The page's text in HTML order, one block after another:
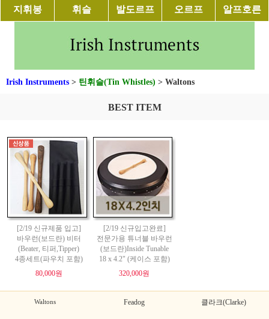
지휘봉 휘슬 발도르프 오르프 알프호른
Irish Instruments > 틴휘슬(Tin Whistles) > Waltons
BEST ITEM
[2/19 신규제품 입고]
바우런(보드란) 비터
(Beater, 티퍼,Tipper)
4종세트(파우치 포함)
80,000원
[2/19 신규입고완료]
전문가용 튜너블 바우런
(보드란)Inside Tunable
18 x 4.2" (케이스 포함)
320,000원
Waltons Feadog 클라크(Clarke)